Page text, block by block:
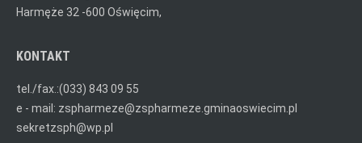
Harmęże 32 -600 Oświęcim,
KONTAKT
tel./fax.:(033) 843 09 55
e - mail: zspharmeze@zspharmeze.gminaoswiecim.pl
sekretzsph@wp.pl